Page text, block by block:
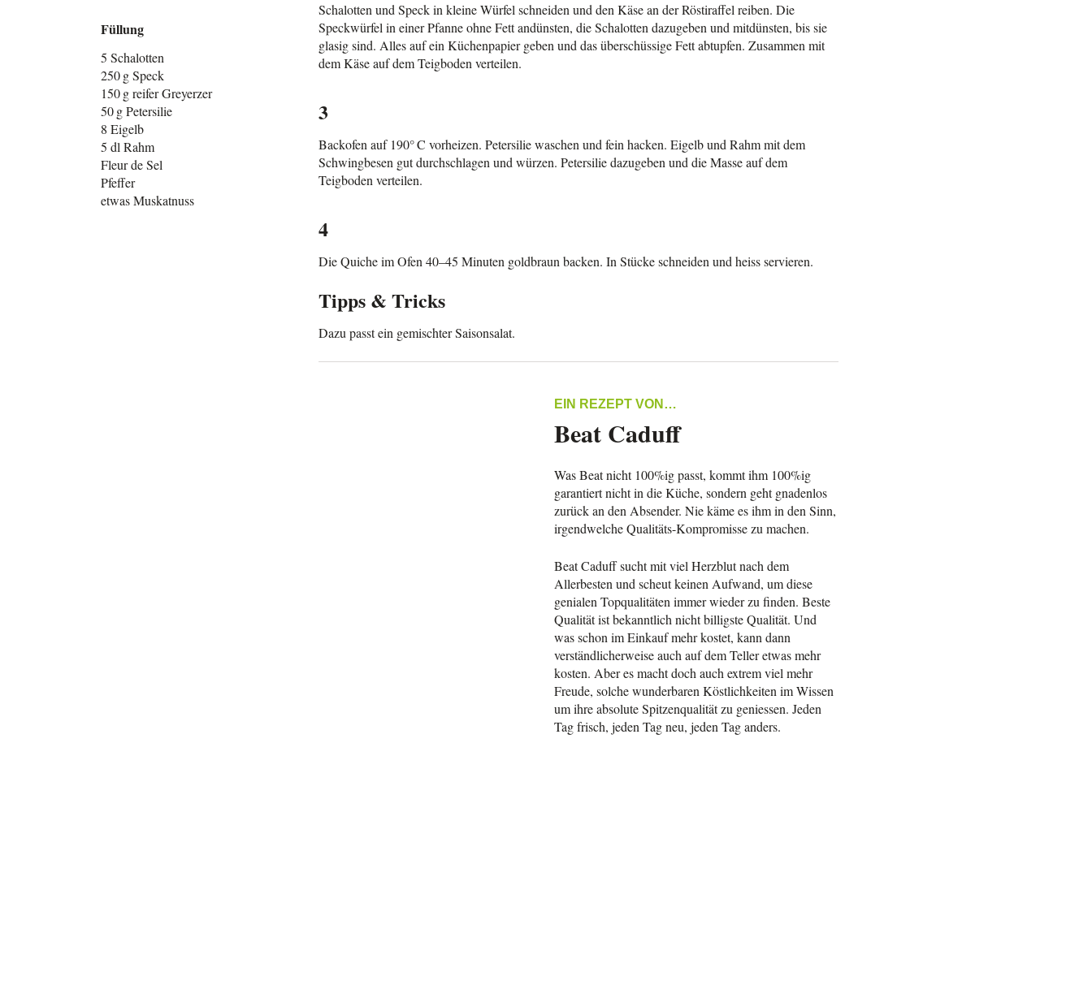
Füllung
5 Schalotten
250 g Speck
150 g reifer Greyerzer
50 g Petersilie
8 Eigelb
5 dl Rahm
Fleur de Sel
Pfeffer
etwas Muskatnuss
Schalotten und Speck in kleine Würfel schneiden und den Käse an der Röstiraffel reiben. Die
Speckwürfel in einer Pfanne ohne Fett andünsten, die Schalotten dazugeben und mitdünsten, bis sie
glasig sind. Alles auf ein Küchenpapier geben und das überschüssige Fett abtupfen. Zusammen mit
dem Käse auf dem Teigboden verteilen.
3
Backofen auf 190° C vorheizen. Petersilie waschen und fein hacken. Eigelb und Rahm mit dem
Schwingbesen gut durchschlagen und würzen. Petersilie dazugeben und die Masse auf dem
Teigboden verteilen.
4
Die Quiche im Ofen 40–45 Minuten goldbraun backen. In Stücke schneiden und heiss servieren.
Tipps & Tricks
Dazu passt ein gemischter Saisonsalat.
EIN REZEPT VON…
Beat Caduff
Was Beat nicht 100%ig passt, kommt ihm 100%ig
garantiert nicht in die Küche, sondern geht gnadenlos
zurück an den Absender. Nie käme es ihm in den Sinn,
irgendwelche Qualitäts-Kompromisse zu machen.
Beat Caduff sucht mit viel Herzblut nach dem
Allerbesten und scheut keinen Aufwand, um diese
genialen Topqualitäten immer wieder zu finden. Beste
Qualität ist bekanntlich nicht billigste Qualität. Und
was schon im Einkauf mehr kostet, kann dann
verständlicherweise auch auf dem Teller etwas mehr
kosten. Aber es macht doch auch extrem viel mehr
Freude, solche wunderbaren Köstlichkeiten im Wissen
um ihre absolute Spitzenqualität zu geniessen. Jeden
Tag frisch, jeden Tag neu, jeden Tag anders.